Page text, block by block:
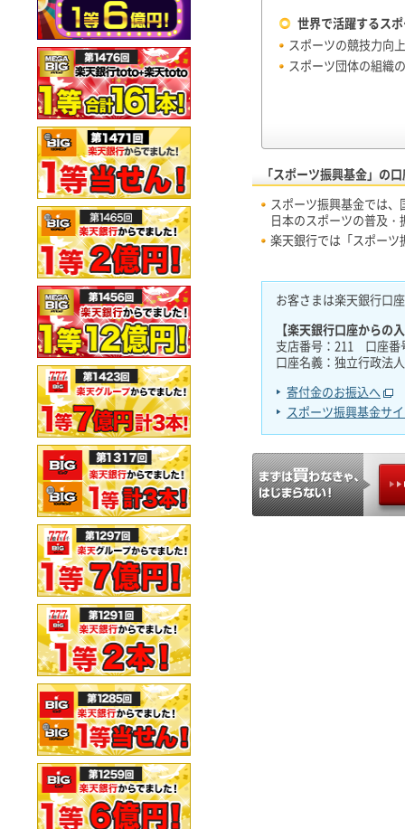
世界で活躍するス
スポーツの競技力向
スポーツ団体の組織
「スポーツ振興基金」の
スポーツ振興基金では
日本のスポーツの普及
楽天銀行では「スポー
お客さまは楽天銀行口
【楽天銀行口座からの
支店番号：211 口座番
口座名義：独立行政法
寄付金のお振込へ
スポーツ振興基金サ